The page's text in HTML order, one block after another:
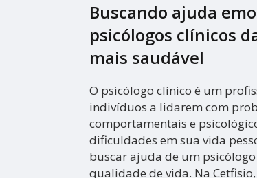
Buscando ajuda
psicólogos clínicos
mais saudável
O psicólogo clínico é um
indivíduos a lidarem com
comportamentais e
dificuldades em sua vida
buscar ajuda de um
qualidade de vida. Na